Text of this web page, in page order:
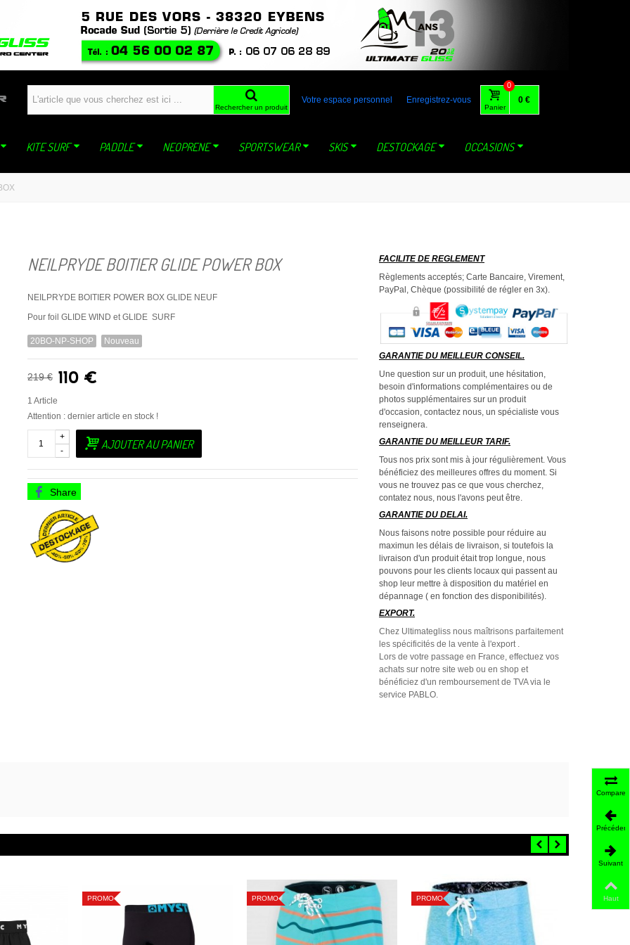
Rechercher un produit
Votre espace personnel Enregistrez-vous
Panier
0
0 €
KITE SURF PADDLE NEOPRENE SPORTSWEAR SKIS DESTOCKAGE OCCASIONS
NEILPRYDE BOITIER GLIDE POWER BOX
NEILPRYDE BOITIER POWER BOX GLIDE NEUF
Pour foil GLIDE WIND et GLIDE SURF
20BO-NP-SHOP Nouveau
219 € 110 €
1 Article
Attention : dernier article en stock !
-
+ AJOUTER AU PANIER
Share
FACILITE DE REGLEMENT
Règlements acceptés; Carte Bancaire, Virement,
PayPal, Chèque (possibilité de régler en 3x).
GARANTIE DU MEILLEUR CONSEIL.
Une question sur un produit, une hésitation,
besoin d'informations complémentaires ou de
photos supplémentaires sur un produit
d'occasion, contactez nous, un spécialiste vous
renseignera.
GARANTIE DU MEILLEUR TARIF.
Tous nos prix sont mis à jour régulièrement. Vous
bénéficiez des meilleures offres du moment. Si
vous ne trouvez pas ce que vous cherchez,
contatez nous, nous l'avons peut être.
GARANTIE DU DELAI.
Nous faisons notre possible pour réduire au
maximun les délais de livraison, si toutefois la
livraison d'un produit était trop longue, nous
pouvons pour les clients locaux qui passent au
shop leur mettre à disposition du matériel en
dépannage ( en fonction des disponibilités).
EXPORT.
Chez Ultimategliss nous maîtrisons parfaitement
les spécificités de la vente à l'export .
Lors de votre passage en France, effectuez vos
achats sur notre site web ou en shop et
bénéficiez d'un remboursement de TVA via le
service PABLO.
PROMO PROMO PROMO PROMO
Comparer
Précédent
Suivant
Haut